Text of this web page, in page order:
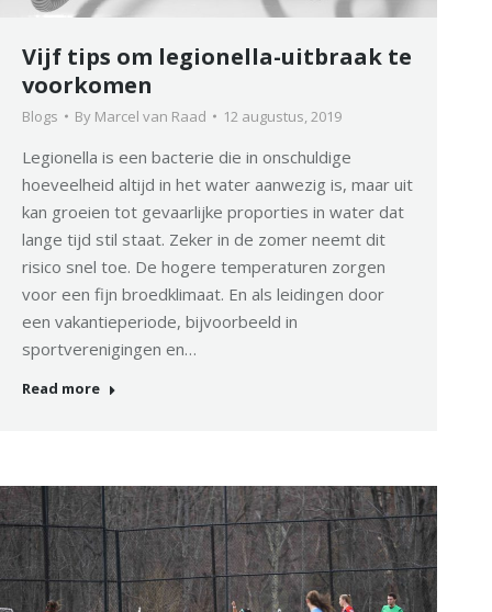
Vijf tips om legionella-uitbraak te
voorkomen
Blogs By Marcel van Raad 12 augustus, 2019
Legionella is een bacterie die in onschuldige
hoeveelheid altijd in het water aanwezig is, maar uit
kan groeien tot gevaarlijke proporties in water dat
lange tijd stil staat. Zeker in de zomer neemt dit
risico snel toe. De hogere temperaturen zorgen
voor een fijn broedklimaat. En als leidingen door
een vakantieperiode, bijvoorbeeld in
sportverenigingen en…
Read more